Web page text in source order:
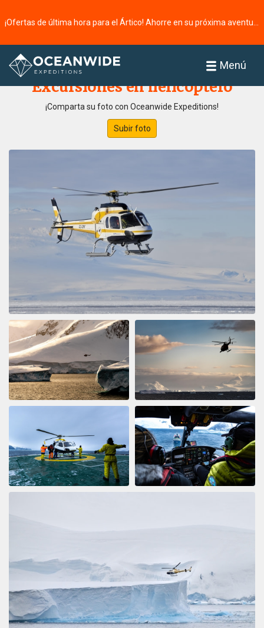
Menú
Página principal
Excursiones en helicóptero
¡Comparta su foto con Oceanwide Expeditions!
Subir foto